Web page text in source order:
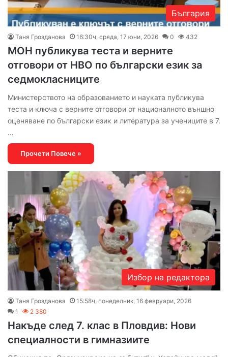
България
Таня Грозданова 16:30ч, сряда, 17 юни, 2026 0 432
МОН публикува теста и верните
отговори от НВО по български език за
седмокласниците
Министерството на образованието и науката публикува
теста и ключа с верните отговори от националното външно
оценяване по български език и литература за учениците в 7.
…
Прочети Повече »
Избор на редактора
Таня Грозданова
15:58ч, понеделник, 16 февруари, 2026
1
2 380
Накъде след 7. клас в Пловдив: Нови
специалности в гимназиите